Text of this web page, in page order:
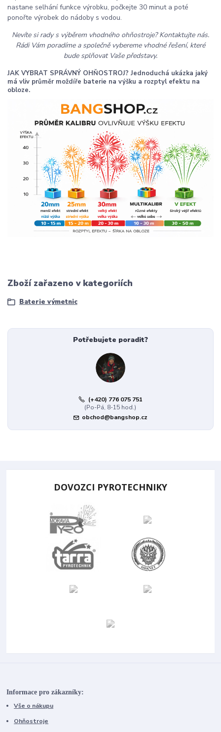
nastane selhání funkce výrobku, počkejte 30 minut a poté
ponořte výrobek do nádoby s vodou.
Nevíte si rady s výběrem vhodného ohňostroje? Kontaktujte nás.
Rádi Vám poradíme a společně vybereme vhodné řešení, které
bude splňovat Vaše představy.
JAK VYBRAT SPRÁVNÝ OHŇOSTROJ? Jednoduchá ukázka jaký
má vliv průměr moždíře baterie na výšku a rozptyl efektu na
obloze.
Zboží zařazeno v kategoriích
Baterie výmetnic
Potřebujete poradit?
(+420) 776 075 751
(Po-Pá, 8-15 hod.)
obchod@bangshop.cz
DOVOZCI PYROTECHNIKY
Informace pro zákazníky:
Vše o nákupu
Ohňostroje